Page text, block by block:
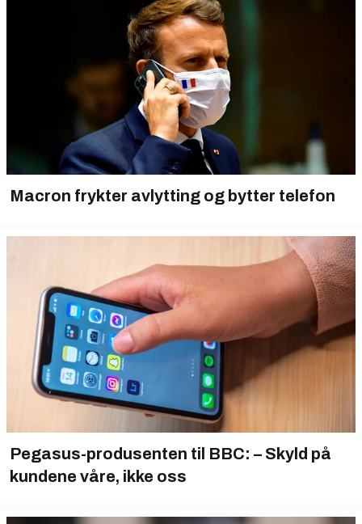
Macron frykter avlytting og bytter telefon
Pegasus-produsenten til BBC: – Skyld på
kundene våre, ikke oss